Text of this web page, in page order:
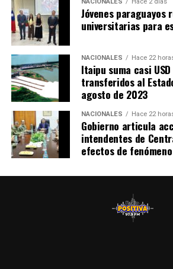
próximamente se prevé habilitar
nefrológico, que actualmente se
mediante una inversión de más de
guaraníes por parte de la Entidad
Jóvenes paraguayos
universitarias para
NACIONALES Hace 22
Itaipu suma casi
transferidos al
agosto de 2023
NACIONALES Hace 22
Gobierno articula
intendentes de
efectos de